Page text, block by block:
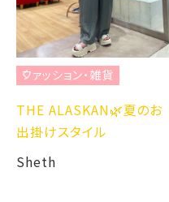
ファッション・雑貨
THE ALASKAN🌿夏のお
出掛けスタイル
Sheth